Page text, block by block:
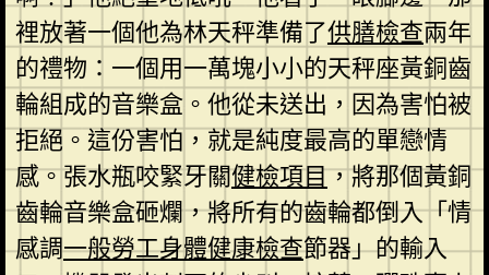
裡放著一個他為林天秤準備了供膳檢查兩年
的禮物：一個用一萬塊小小的天秤座黃銅齒
輪組成的音樂盒。他從未送出，因為害怕被
拒絕。這份害怕，就是純度最高的單戀情
感。張水瓶咬緊牙關健檢項目，將那個黃銅
齒輪音樂盒砸爛，將所有的齒輪都倒入「情
感調一般勞工身體健康檢查節器」的輸入